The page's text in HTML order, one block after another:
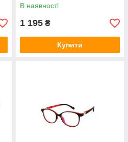
В наявності
1 195 ₴
Купити